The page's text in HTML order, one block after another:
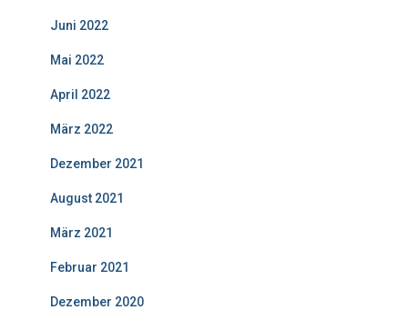
Juni 2022
Mai 2022
April 2022
März 2022
Dezember 2021
August 2021
März 2021
Februar 2021
Dezember 2020